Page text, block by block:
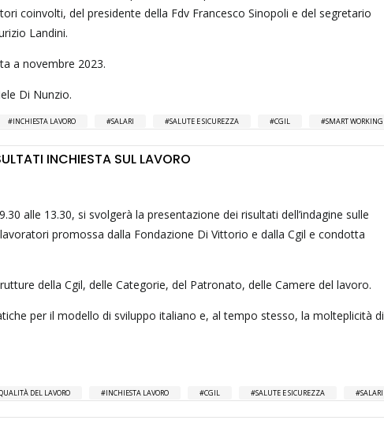
coinvolti, del presidente della Fdv Francesco Sinopoli e del segretario
Landini.
a novembre 2023.
Di Nunzio.
INCHIESTA LAVORO SALARI SALUTE E SICUREZZA CGIL SMART WORKING
INCHIESTA SUL LAVORO
alle 13.30, si svolgerà la presentazione dei risultati dell’indagine sulle
promossa dalla Fondazione Di Vittorio e dalla Cgil e condotta
della Cgil, delle Categorie, del Patronato, delle Camere del lavoro.
per il modello di sviluppo italiano e, al tempo stesso, la molteplicità di
DEL LAVORO INCHIESTA LAVORO CGIL SALUTE E SICUREZZA SALARI